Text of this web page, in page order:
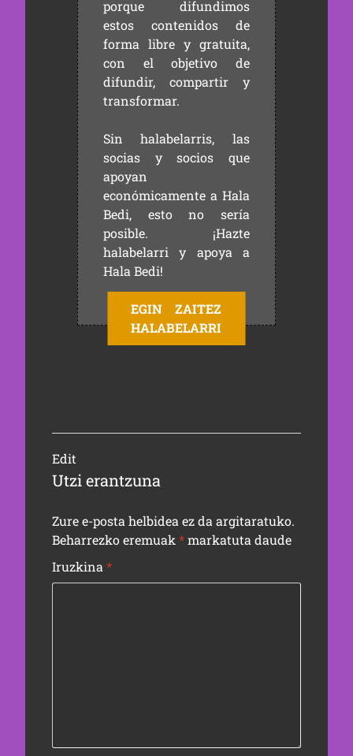
porque difundimos
estos contenidos de
forma libre y gratuita,
con el objetivo de
difundir, compartir y
transformar.
Sin halabelarris, las
socias y socios que
apoyan
económicamente a Hala
Bedi, esto no sería
posible. ¡Hazte
halabelarri y apoya a
Hala Bedi!
EGIN ZAITEZ
HALABELARRI
Edit
Utzi erantzuna
Zure e-posta helbidea ez da argitaratuko.
Beharrezko eremuak *markatuta daude
Iruzkina *